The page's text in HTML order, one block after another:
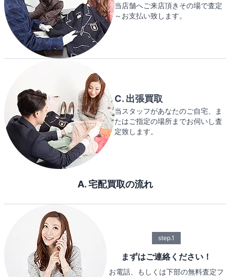
当店舗へご来店頂きその場で査定
～お支払い致します。
C. 出張買取
当スタッフがあなたのご自宅、ま
たはご指定の場所までお伺いし査
定致します。
A. 宅配買取の流れ
step.1
まずはご連絡ください！
お電話、もしくは下部の無料査定フ